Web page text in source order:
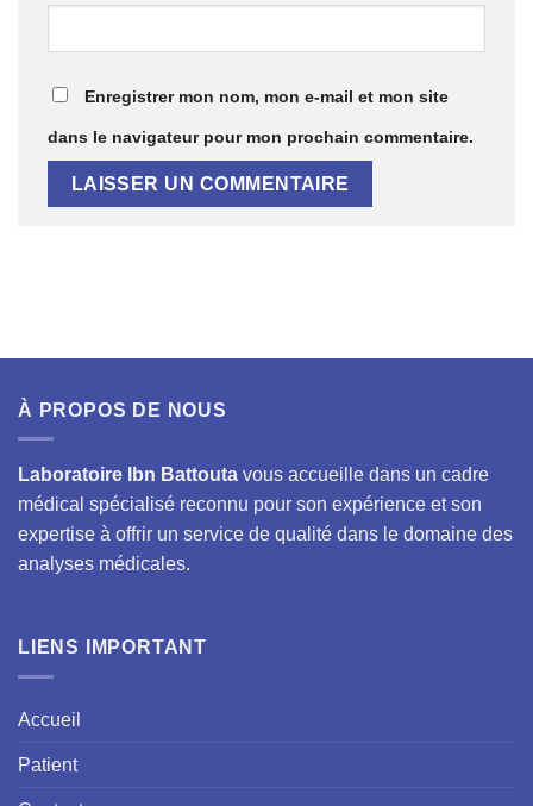
Enregistrer mon nom, mon e-mail et mon site
dans le navigateur pour mon prochain commentaire.
À PROPOS DE NOUS
Laboratoire Ibn Battouta vous accueille dans un cadre
médical spécialisé reconnu pour son expérience et son
expertise à offrir un service de qualité dans le domaine des
analyses médicales.
LIENS IMPORTANT
Accueil
Patient